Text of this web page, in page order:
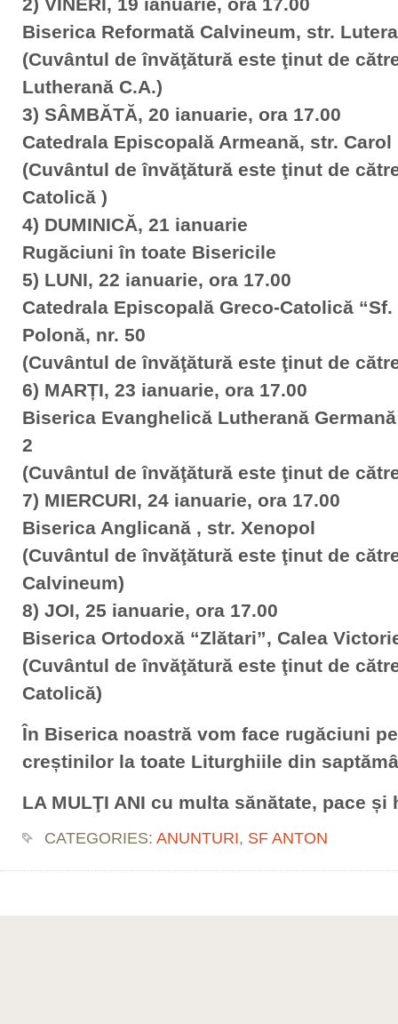
Biserica Reformată Calvineum, str.
(Cuvântul de învăţătură este ţinut de
Lutherană C.A.)
3) SÂMBĂTĂ, 20 ianuarie, ora 17.00
Catedrala Episcopală Armeană, str. Carol
(Cuvântul de învăţătură este ţinut de
Catolică )
4) DUMINICĂ, 21 ianuarie
Rugăciuni în toate Bisericile
5) LUNI, 22 ianuarie, ora 17.00
Catedrala Episcopală Greco-Catolică
Polonă, nr. 50
(Cuvântul de învăţătură este ţinut de
6) MARȚI, 23 ianuarie, ora 17.00
Biserica Evanghelică Lutherană
2
(Cuvântul de învăţătură este ţinut de
7) MIERCURI, 24 ianuarie, ora 17.00
Biserica Anglicană , str. Xenopol
(Cuvântul de învăţătură este ţinut de
Calvineum)
8) JOI, 25 ianuarie, ora 17.00
Biserica Ortodoxă “Zlătari”, Calea
(Cuvântul de învăţătură este ţinut de
Catolică)
În Biserica noastră vom face rugăciuni
creștinilor la toate Liturghiile din
LA MULŢI ANI cu multa sănătate, pace și
CATEGORIES: ANUNTURI, SF ANTON